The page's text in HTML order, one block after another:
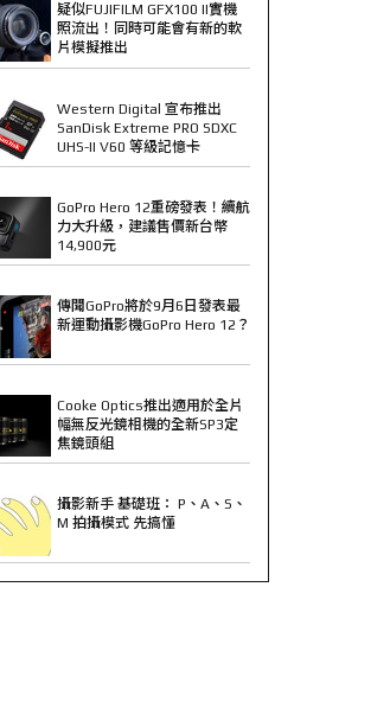
疑似FUJIFILM GFX100 II實機
照流出！同時可能會有新的軟
片模擬推出
Western Digital 宣布推出
SanDisk Extreme PRO SDXC
UHS-II V60 等級記憶卡
GoPro Hero 12重磅發表！續航
力大升級，建議售價新台幣
14,900元
傳聞GoPro將於9月6日發表最
新運動攝影機GoPro Hero 12？
Cooke Optics推出適用於全片
幅無反光鏡相機的全新SP3定
焦鏡頭組
攝影新手 基礎班： P、A、S、
M 拍攝模式 先搞懂